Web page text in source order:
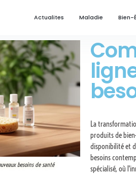
Actualites Maladie Bien-
besoins de santé
La
produits de
disponibilité et
besoins
spécialisé, où